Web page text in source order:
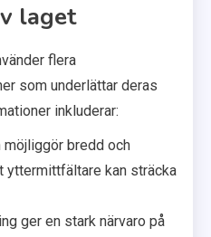
laget
flera
som underlättar deras
inkluderar:
bredd och
kan sträcka
ger en stark närvaro på